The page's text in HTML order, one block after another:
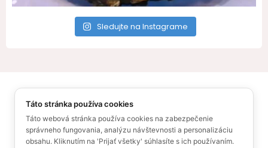
Sledujte na Instagrame
© Ufonaut 2021
O mne
Zásady ochrany osobných údajov
Sitemap
Táto stránka používa cookies
Táto webová stránka používa cookies na zabezpečenie
správneho fungovania, analýzu návštevnosti a personalizáciu
obsahu. Kliknutím na 'Prijať všetky' súhlasíte s ich používaním.